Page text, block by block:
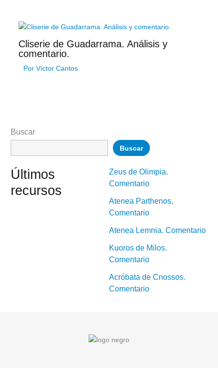
Cliserie de Guadarrama. Análisis y
comentario.
Por Víctor Cantos
Buscar
Buscar
Últimos
recursos
Zeus de Olimpia.
Comentario
Atenea Parthenos.
Comentario
Atenea Lemnia. Comentario
Kuoros de Milos.
Comentario
Acróbata de Cnossos.
Comentario